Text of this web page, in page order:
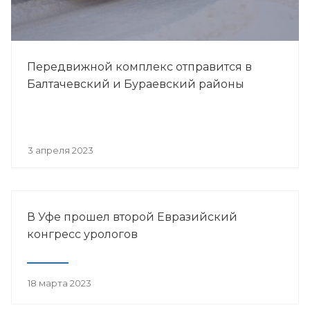
Передвижной комплекс отправится в
Балтачевский и Бураевский районы
3 апреля 2023
В Уфе прошел второй Евразийский
конгресс урологов
18 марта 2023